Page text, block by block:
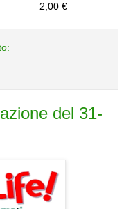
2,00 €
del 31-